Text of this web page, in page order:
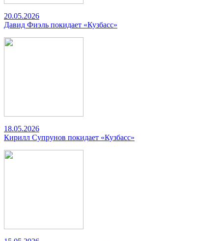
20.05.2026
Давид Фиэль покидает «Кузбасс»
18.05.2026
Кирилл Супрунов покидает «Кузбасс»